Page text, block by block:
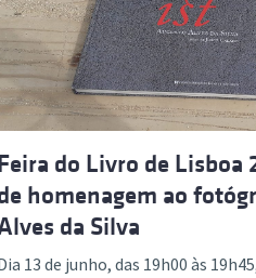
do Livro de Lisboa
homenagem ao
da Silva
13 de junho, das 19h00 às